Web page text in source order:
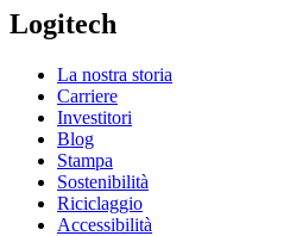
Logitech
La nostra storia
Carriere
Investitori
Blog
Stampa
Sostenibilità
Riciclaggio
Accessibilità